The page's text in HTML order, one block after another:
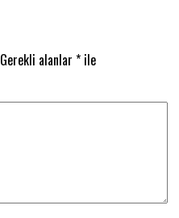
Gerekli alanlar * ile